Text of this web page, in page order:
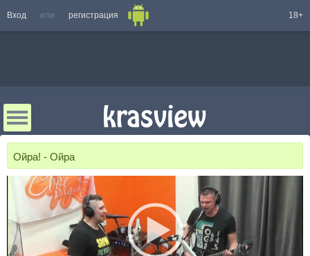
Вход или регистрация 18+
Ойра! - Ойра